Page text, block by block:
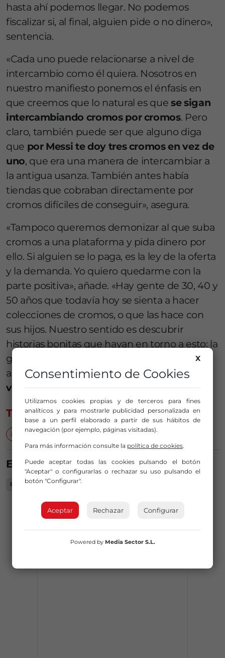
hasta ahí podemos llegar. No podemos
fiscalizar si, al final, alguien pide o no dinero»,
sentencia.
«Cada uno puede relacionarse a nivel de
intercambio como él quiera. Nosotros en
nuestro manifiesto ponemos el énfasis en
que creemos que lo natural es quese sigan
intercambiando cromos por cromos. Pero
claro, también puede ser que alguno diga
que por Messi te doy tres cromos en vez de
uno, que era una manera de intercambiar a
la antigua usanza. También antes había
tiendas que cobraban directamente por
cromos difíciles de conseguir», asegura.
«Tampoco queremos demonizar al que suba
cromos a una plataforma y pida dinero por
ello. Si alguien se lo paga, es la ley de la oferta
y la demanda. Yo quiero quedarme con la
parte positiva», añade. «Hay gente de 30, 40 y
50 años que todavía hoy se sienta a hacer
colecciones de cromos, o que las hace con
sus hijos. Nuestro sentido es descubrir
historias bonitas que hayan en torno a esto: la
gente que va a las quedadas, que año tras
año se mantenga esta tradición. Yeso nadie
va a poder luchar contra ello«, concluye.
TEMAS
intercambio de cromos Mundial 2026
ESTA NOTICIA SUCEDE EN...
Bizkaia
X
Consentimiento de Cookies
Utilizamos cookies propias y de terceros para fines
analíticos y para mostrarle publicidad personalizada en
base a un perfil elaborado a partir de sus hábitos de
navegación (por ejemplo, páginas visitadas).
Para más información consulte la política de cookies.
Puede aceptar todas las cookies pulsando el botón
"Aceptar" o configurarlas o rechazar su uso pulsando el
botón "Configurar".
Aceptar Rechazar Configurar
Powered by Media Sector S.L.